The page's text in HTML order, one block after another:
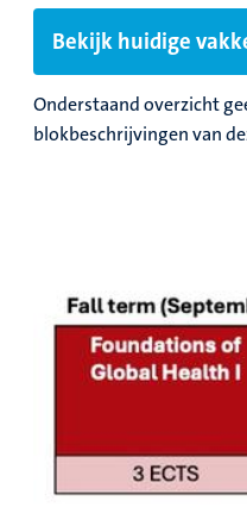
Bekijk huidige
Onderstaand overzicht
blokbeschrijvingen van